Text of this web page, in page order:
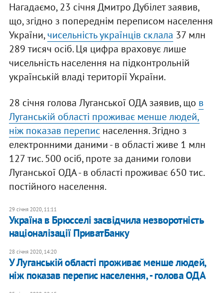
Нагадаємо, 23 січня Дмитро Дубілет заявив,
що, згідно з попереднім переписом населення
України,чисельність українців склала 37 млн
289 тисяч осіб. Ця цифра враховує лише
чисельність населення на підконтрольній
українській владі території України.
28 січня голова Луганської ОДА заявив, що в
Луганській області проживає менше людей,
ніж показав переписнаселення. Згідно з
електронними даними - в області живе 1 млн
127 тис. 500 осіб, проте за даними голови
Луганської ОДА - в області проживає 650 тис.
постійного населення.
29 січня 2020, 11:11
Україна в Брюсселі засвідчила незворотність
націоналізації ПриватБанку
28 січня 2020, 14:20
У Луганській області проживає менше людей,
ніж показав перепис населення, - голова ОДА